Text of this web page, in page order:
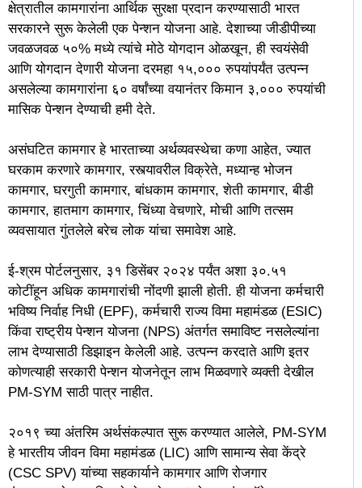
क्षेत्रातील कामगारांना आर्थिक सुरक्षा प्रदान करण्यासाठी भारत
सरकारने सुरू केलेली एक पेन्शन योजना आहे. देशाच्या जीडीपीच्या
जवळजवळ ५०% मध्ये त्यांचे मोठे योगदान ओळखून, ही स्वयंसेवी
आणि योगदान देणारी योजना दरमहा १५,००० रुपयांपर्यंत उत्पन्न
असलेल्या कामगारांना ६० वर्षांच्या वयानंतर किमान ३,००० रुपयांची
मासिक पेन्शन देण्याची हमी देते.
असंघटित कामगार हे भारताच्या अर्थव्यवस्थेचा कणा आहेत, ज्यात
घरकाम करणारे कामगार, रस्त्यावरील विक्रेते, मध्यान्ह भोजन
कामगार, घरगुती कामगार, बांधकाम कामगार, शेती कामगार, बीडी
कामगार, हातमाग कामगार, चिंध्या वेचणारे, मोची आणि तत्सम
व्यवसायात गुंतलेले बरेच लोक यांचा समावेश आहे.
ई-श्रम पोर्टलनुसार, ३१ डिसेंबर २०२४ पर्यंत अशा ३०.५१
कोटींहून अधिक कामगारांची नोंदणी झाली होती. ही योजना कर्मचारी
भविष्य निर्वाह निधी (EPF), कर्मचारी राज्य विमा महामंडळ (ESIC)
किंवा राष्ट्रीय पेन्शन योजना (NPS) अंतर्गत समाविष्ट नसलेल्यांना
लाभ देण्यासाठी डिझाइन केलेली आहे. उत्पन्न करदाते आणि इतर
कोणत्याही सरकारी पेन्शन योजनेतून लाभ मिळवणारे व्यक्ती देखील
PM-SYM साठी पात्र नाहीत.
२०१९ च्या अंतरिम अर्थसंकल्पात सुरू करण्यात आलेले, PM-SYM
हे भारतीय जीवन विमा महामंडळ (LIC) आणि सामान्य सेवा केंद्रे
(CSC SPV) यांच्या सहकार्याने कामगार आणि रोजगार